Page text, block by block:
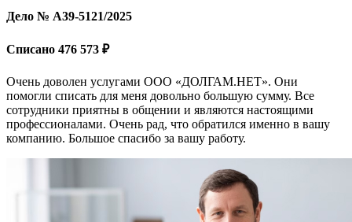
Дело № А39-5121/2025
Списано 476 573 ₽
Очень доволен услугами ООО «ДОЛГАМ.НЕТ». Они
помогли списать для меня довольно большую сумму. Все
сотрудники приятны в общении и являются настоящими
профессионалами. Очень рад, что обратился именно в вашу
компанию. Большое спасибо за вашу работу.